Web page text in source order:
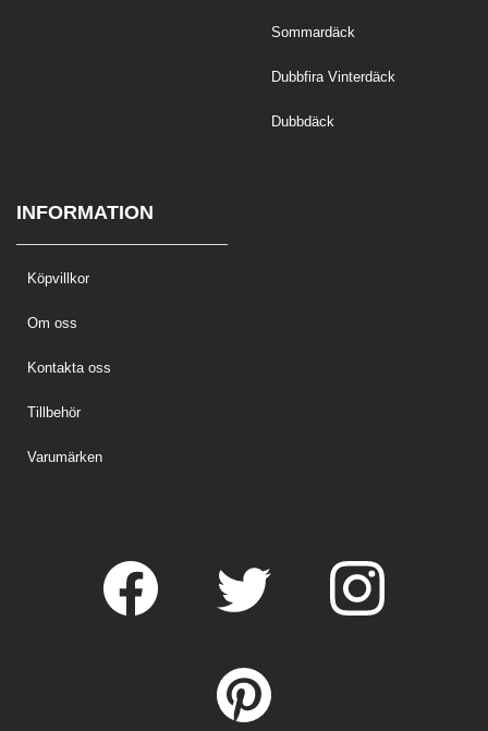
Sommardäck
Dubbfira Vinterdäck
Dubbdäck
INFORMATION
Köpvillkor
Om oss
Kontakta oss
Tillbehör
Varumärken